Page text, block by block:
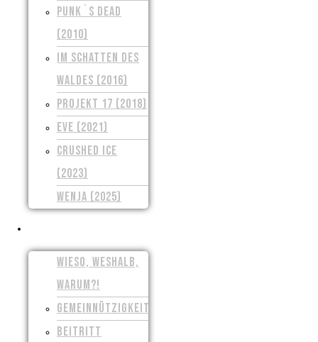
PUNK´S DEAD
(2010)
IM SCHATTEN DES
WALDES (2016)
PROJEKT 17 (2018)
EVE (2021)
CRUSHED ICE
(2023)
WENJA (2025)
WIESO, WESHALB,
WARUM?!
GEMEINNÜTZIGKEIT
BEITRITT